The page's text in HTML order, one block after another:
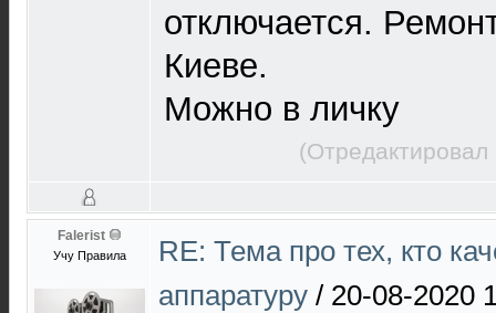
отключается.
Киеве.
Можно в личку
Falerist
Учу Правила
RE: Тема про тех, кто
аппаратуру / 20-08-2020